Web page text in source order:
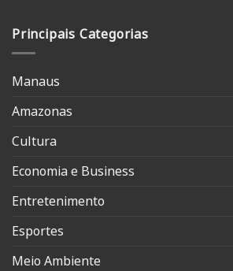
Principais Categorias
Manaus
Amazonas
Cultura
Economia e Business
Entretenimento
Esportes
Meio Ambiente